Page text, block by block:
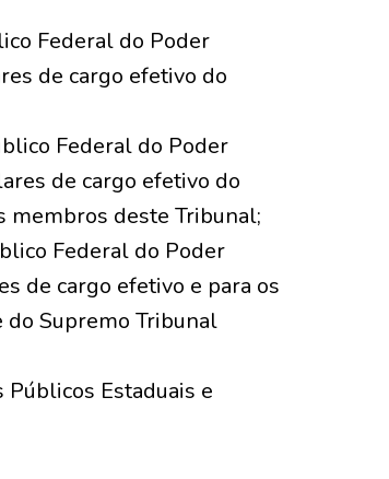
Federal do Poder
de cargo efetivo do
Federal do Poder
de cargo efetivo do
membros deste Tribunal;
Federal do Poder
de cargo efetivo e para os
do Supremo Tribunal
Estaduais e